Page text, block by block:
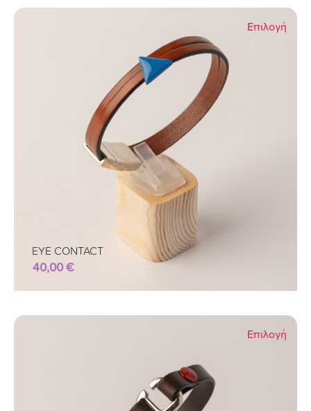
Επιλογή
EYE CONTACT
40,00€
Επιλογή